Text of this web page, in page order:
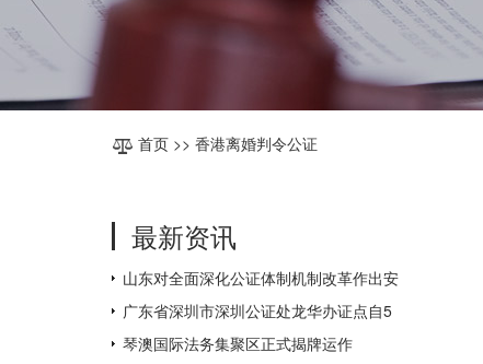
首页 >> 香港离婚判令公证
最新资讯
山东对全面深化公证体制机制改革作出安
排部署
广东省深圳市深圳公证处龙华办证点自5
月31日起对外办公
琴澳国际法务集聚区正式揭牌运作